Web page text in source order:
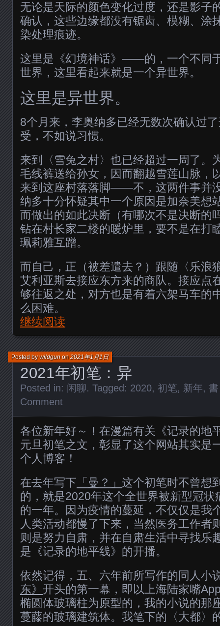
无论是天际的颜色变化过度，还是影子
确认，这些边缘都没有锯齿、模糊、涂
染处理痕迹。
这里是《幻境神话》——的，一个不同
世界，这里看起来就是一个异世界。
这里是异世界。
8个月来，李奥纳多已经无数次确认过
受，不如说习惯。
来到〈雪兔之村〉也已经超过一周了。
毛线裤送给孙女，因而翻越雪莲山脉，
来到这座村落落脚——不，这两件事并
纳多十分怀疑其中一个原因是加奈美想
而做出的如此决断（有哪次不是决断的
钻在村长家二楼的暖炉里，要不是在打
珮莉雅互蹭。
而自己，正（被差遣去？）跟随〈乐浪
艾利亚斯去接应东方来的商队。接应点
够往返之处，对方也是有着六架马车的
么困难。
继续阅读
2021年初笔：异
Posted bywildgunon2021年1月1日
Posted in: 闲聊. Tagged: 2020, 初笔, 新年,
Comment
各位新年好～！在漫篇有关《记录的地
元旦初笔之文，彰显了这个网站其实是
个人博客！
在去年写下 「曼？」 这个初笔时不曾想
的，就是2020年这个全世界被新型冠
的一年。因为疫情的蔓延，不仅仅是我
人类活动都慢了下来，当然医务工作者
则是努力自肃，并在自肃生活中寻找乐
是《记录的地平线》的开播。
依然记得，五、六年前所写作的同人小
东》 开头的第一幕，即以上海陆家嘴
椭圆体玻璃柱为原型的，我的小说的那
蔓藤的玻璃建筑体。我笔下的〈大都〉